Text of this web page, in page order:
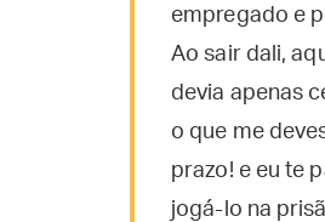
empregado e
Ao sair dali,
devia apenas
o que me
prazo! e eu te
jogá-lo na